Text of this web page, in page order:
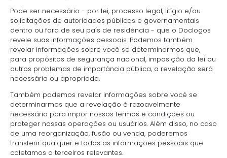
Pode ser necessário - por lei, processo legal, litígio e/ou
solicitações de autoridades públicas e governamentais
dentro ou fora de seu país de residência - que o Doclogos
revele suas informações pessoais. Podemos também
revelar informações sobre você se determinarmos que,
para propósitos de segurança nacional, imposição da lei ou
outros problemas de importância pública, a revelação será
necessária ou apropriada.
Também podemos revelar informações sobre você se
determinarmos que a revelação é razoavelmente
necessária para impor nossos termos e condições ou
proteger nossas operações ou usuários. Além disso, no caso
de uma reorganização, fusão ou venda, poderemos
transferir qualquer e todas as informações pessoais que
coletamos a terceiros relevantes.